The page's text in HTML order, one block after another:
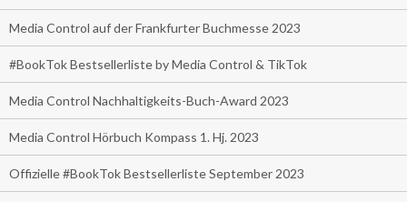
Media Control auf der Frankfurter Buchmesse 2023
#BookTok Bestsellerliste by Media Control & TikTok
Media Control Nachhaltigkeits-Buch-Award 2023
Media Control Hörbuch Kompass 1. Hj. 2023
Offizielle #BookTok Bestsellerliste September 2023